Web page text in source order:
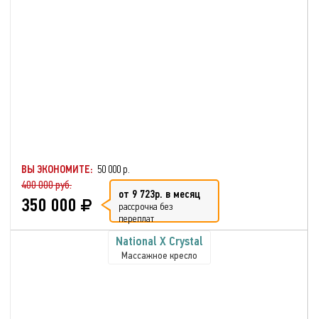
ВЫ ЭКОНОМИТЕ: 50 000 р.
400 000 руб.
350 000 от 9 723р. в месяц
рассрочка без
переплат
National X Crystal
Массажное кресло